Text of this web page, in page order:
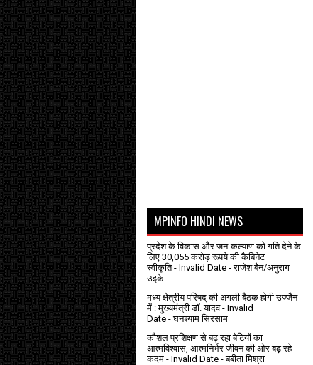
MPINFO HINDI NEWS
प्रदेश के विकास और जन-कल्याण को गति देने के
लिए 30,055 करोड़ रूपये की कैबिनेट
स्वीकृति- Invalid Date - राजेश बैन/अनुराग
उइके
मध्य क्षेत्रीय परिषद् की अगली बैठक होगी उज्जैन
में : मुख्यमंत्री डॉ. यादव- Invalid
Date - घनश्याम सिरसाम
कौशल प्रशिक्षण से बढ़ रहा बेटियों का
आत्मविश्वास, आत्मनिर्भर जीवन की ओर बढ़ रहे
कदम - Invalid Date - बबीता मिश्रा